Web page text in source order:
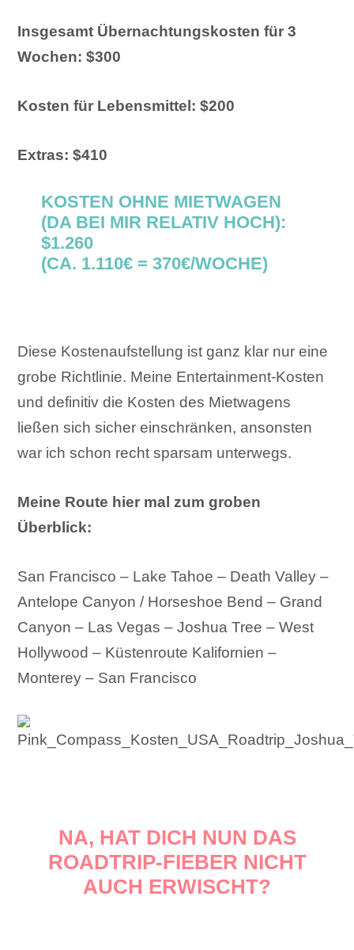
Insgesamt Übernachtungskosten für 3
Wochen: $300
Kosten für Lebensmittel: $200
Extras: $410
KOSTEN OHNE MIETWAGEN
(DA BEI MIR RELATIV HOCH):
$1.260
(CA. 1.110€ = 370€/WOCHE)
Diese Kostenaufstellung ist ganz klar nur eine
grobe Richtlinie. Meine Entertainment-Kosten
und definitiv die Kosten des Mietwagens
ließen sich sicher einschränken, ansonsten
war ich schon recht sparsam unterwegs.
Meine Route hier mal zum groben
Überblick:
San Francisco – Lake Tahoe – Death Valley –
Antelope Canyon / Horseshoe Bend – Grand
Canyon – Las Vegas – Joshua Tree – West
Hollywood – Küstenroute Kalifornien –
Monterey – San Francisco
NA, HAT DICH NUN DAS
ROADTRIP-FIEBER NICHT
AUCH ERWISCHT?